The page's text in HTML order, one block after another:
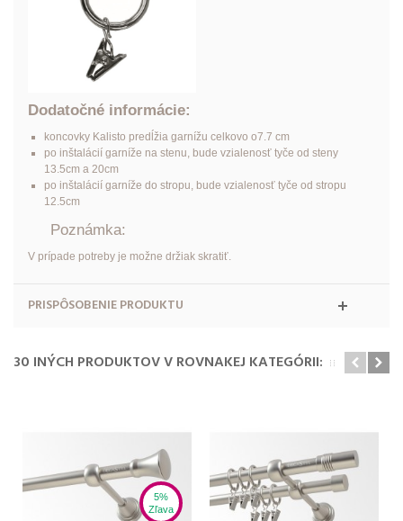
Dodatočné informácie:
koncovky Kalisto predĺžia garnížu celkovo o7.7 cm
po inštalácií garníže na stenu, bude vzialenosť tyče od steny
13.5cm a 20cm
po inštalácií garníže do stropu, bude vzialenosť tyče od stropu
12.5cm
Poznámka:
V prípade potreby je možne držiak skratiť.
PRISPÔSOBENIE PRODUKTU
30 INÝCH PRODUKTOV V ROVNAKEJ KATEGÓRII:
5%
Zľava